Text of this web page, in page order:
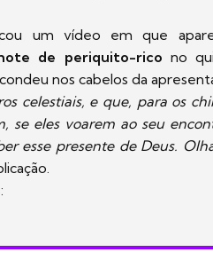
um vídeo em que
de periquito-ricono
nos cabelos da
celestiais, e que, para os
se eles voarem ao seu
esse presente de Deus.